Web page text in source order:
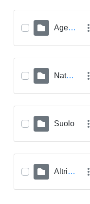
Agenti Fisici
Natura
Suolo
Altri Archivi